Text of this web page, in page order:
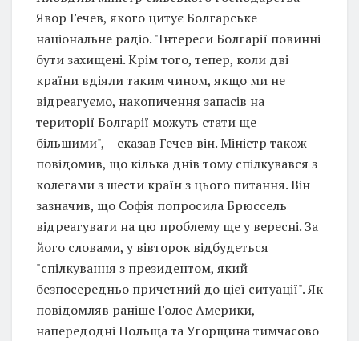
Явор Гечев, якого цитує Болгарське
національне радіо. "Інтереси Болгарії повинні
бути захищені. Крім того, тепер, коли дві
країни вдіяли таким чином, якщо ми не
відреагуємо, накопичення запасів на
території Болгарії можуть стати ще
більшими", – сказав Гечев він. Міністр також
повідомив, що кілька днів тому спілкувався з
колегами з шести країн з цього питання. Він
зазначив, що Софія попросила Брюссель
відреагувати на цю проблему ще у вересні. За
його словами, у вівторок відбудеться
"спілкування з президентом, який
безпосередньо причетний до цієї ситуації". Як
повідомляв раніше Голос Америки,
напередодні Польща та Угорщина тимчасово